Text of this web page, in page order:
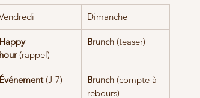
Dimanche
Happy
hour (rappel)
Brunch (teaser)
Événement (J-7) Brunch (compte à
rebours)